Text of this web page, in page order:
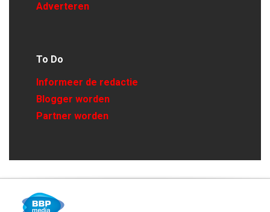
Adverteren
To Do
Informeer de redactie
Blogger worden
Partner worden